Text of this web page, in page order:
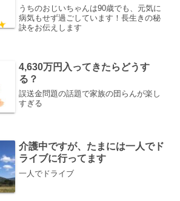
うちのおじいちゃんは90歳でも、元気に
病気もせず過ごしています！長生きの秘
訣をお伝えします
4,630万円入ってきたらどうす
る？
誤送金問題の話題で家族の団らんが楽し
すぎる
介護中ですが、たまには一人でド
ライブに行ってます
一人でドライブ